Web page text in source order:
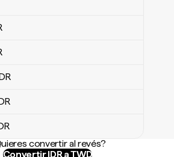
convertir al revés?
Convertir IDR a TWD